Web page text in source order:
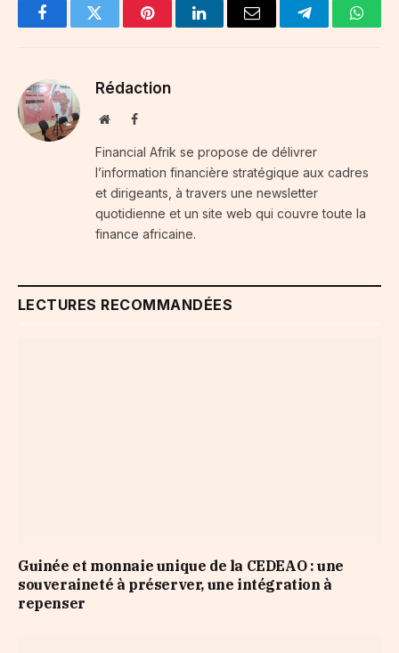
FacebookTwitter PinterestLinkedInEmail Telegram
Rédaction
WebsiteFacebook
Financial Afrik se propose de délivrer
l’information financière stratégique aux cadres
et dirigeants, à travers une newsletter
quotidienne et un site web qui couvre toute la
finance africaine.
LECTURES RECOMMANDÉES
Guinée et monnaie unique de la CEDEAO : une
souveraineté à préserver, une intégration à
repenser